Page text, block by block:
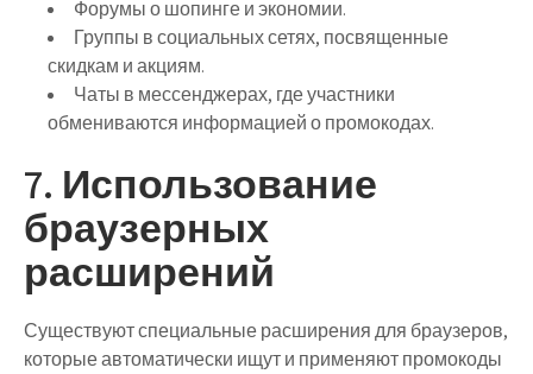
Форумы о шопинге и экономии.
Группы в социальных сетях, посвященные
скидкам и акциям.
Чаты в мессенджерах, где участники
обмениваются информацией о промокодах.
7. Использование
браузерных
расширений
Существуют специальные расширения для браузеров,
которые автоматически ищут и применяют промокоды